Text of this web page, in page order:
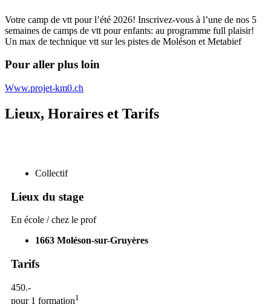
Votre camp de vtt pour l’été 2026! Inscrivez-vous à l’une de nos 5
semaines de camps de vtt pour enfants: au programme full plaisir!
Un max de technique vtt sur les pistes de Moléson et Metabief
Pour aller plus loin
Www.projet-km0.ch
Lieux, Horaires et Tarifs
Collectif
Lieux du stage
En école / chez le prof
1663 Moléson-sur-Gruyères
Tarifs
450.-
pour 1 formation1